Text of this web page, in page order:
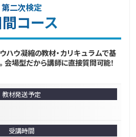
二次検定
コース
ハウ凝縮の教材・カリキュラムで基
会場型だから講師に直接質問可能！
教材発送予定
受講時間